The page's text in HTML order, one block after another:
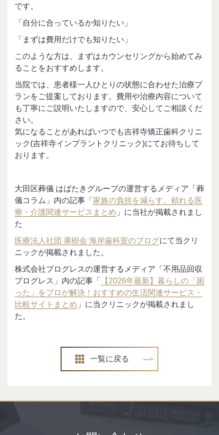
です。
「自分に合っているか知りたい」
「まずは費用だけでも知りたい」
このような方は、まずはカウンセリングから始めてみ
ることをおすすめします。
当院では、患者様一人ひとりの状態に合わせた治療プ
ランをご提案しております。費用や治療内容について
も丁寧にご説明いたしますので、安心してご相談くだ
さい。
気になることがあればいつでも吉祥寺矯正歯科クリニ
ック(吉祥寺インプラントクリニック)にてお待ちして
おります。
大田区葬儀 はばたきグループの運営するメディア「葬
儀コラム」内の記事「 家族の負担を減らす。頼れる医
療・介護関連サービスまとめ 」に当社が掲載されまし
た
医療法人社団 康樹会 海岸歯科室のブログにて当クリ
ニックが掲載されました。
株式会社プログレスの運営するメディア「不用品回収
プログレス」内の記事「
【2026年最新】暮らしの「困
った」をプロが解決！おすすめの生活関連サービス・
比較サイトまとめ 」に当クリニックが掲載されまし
た。
一覧に戻る